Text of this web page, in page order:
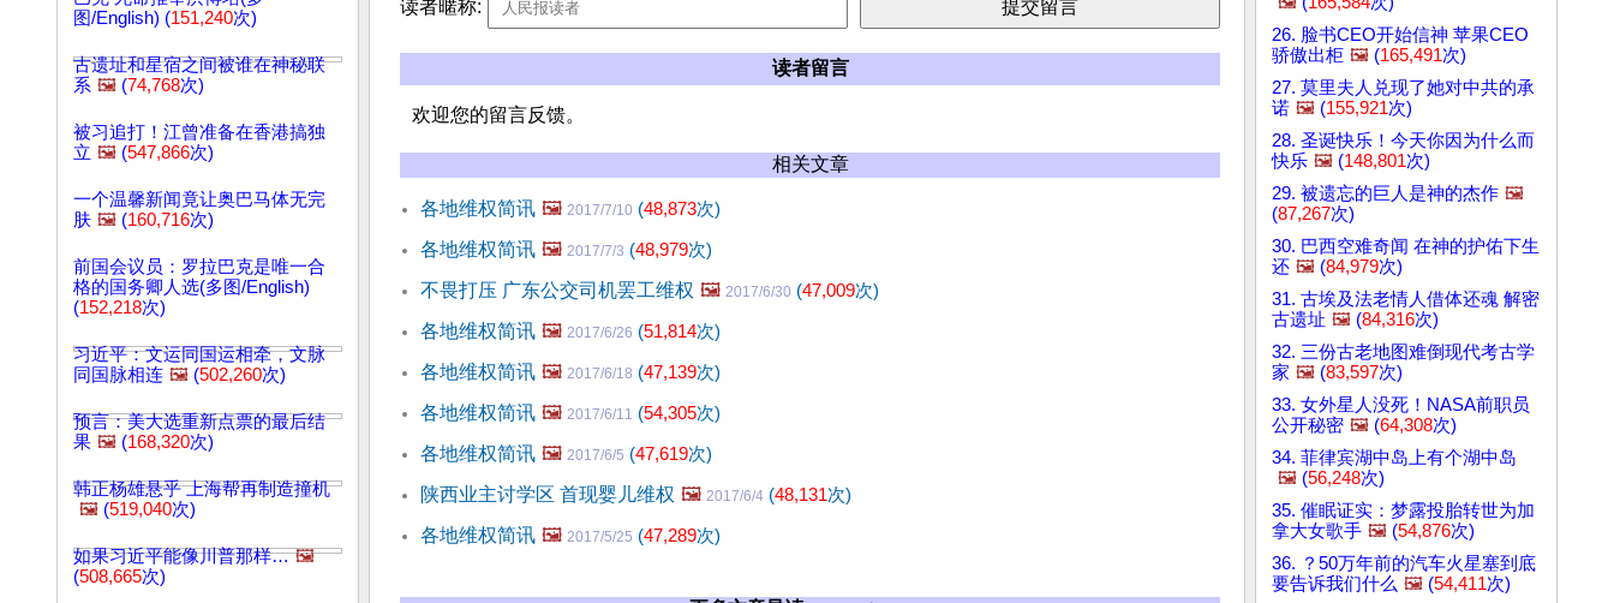
图/English) (151,240次)
古遗址和星宿之间被谁在神秘联
系 🖼️ (74,768次)
被习追打！江曾准备在香港搞独
立 🖼️ (547,866次)
一个温馨新闻竟让奥巴马体无完
肤 🖼️ (160,716次)
前国会议员：罗拉巴克是唯一合
格的国务卿人选(多图/English)
(152,218次)
习近平：文运同国运相牵，文脉
同国脉相连 🖼️ (502,260次)
预言：美大选重新点票的最后结
果 🖼️ (168,320次)
韩正杨雄悬乎 上海帮再制造撞机
🖼️ (519,040次)
如果习近平能像川普那样… 🖼️
(508,665次)
读者暱称:
读者留言
欢迎您的留言反馈。
相关文章
各地维权简讯 🖼️ 2017/7/10 (48,873次)
各地维权简讯 🖼️ 2017/7/3 (48,979次)
不畏打压 广东公交司机罢工维权 🖼️ 2017/6/30 (47,009次)
各地维权简讯 🖼️ 2017/6/26 (51,814次)
各地维权简讯 🖼️ 2017/6/18 (47,139次)
各地维权简讯 🖼️ 2017/6/11 (54,305次)
各地维权简讯 🖼️ 2017/6/5 (47,619次)
陕西业主讨学区 首现婴儿维权 🖼️ 2017/6/4 (48,131次)
各地维权简讯 🖼️ 2017/5/25 (47,289次)
26. 脸书CEO开始信神 苹果CEO
骄傲出柜 🖼️ (165,491次)
27. 莫里夫人兑现了她对中共的承
诺 🖼️ (155,921次)
28. 圣诞快乐！今天你因为什么而
快乐 🖼️ (148,801次)
29. 被遗忘的巨人是神的杰作 🖼️
(87,267次)
30. 巴西空难奇闻 在神的护佑下生
还 🖼️ (84,979次)
31. 古埃及法老情人借体还魂 解密
古遗址 🖼️ (84,316次)
32. 三份古老地图难倒现代考古学
家 🖼️ (83,597次)
33. 女外星人没死！NASA前职员
公开秘密 🖼️ (64,308次)
34. 菲律宾湖中岛上有个湖中岛
🖼️ (56,248次)
35. 催眠证实：梦露投胎转世为加
拿大女歌手 🖼️ (54,876次)
36. ？50万年前的汽车火星塞到底
要告诉我们什么 🖼️ (54,411次)